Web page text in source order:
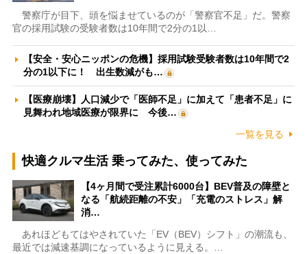
警察庁が目下、頭を悩ませているのが「警察官不足」だ。警察
官の採用試験の受験者数は10年間で2分の1以…
【安全・安心ニッポンの危機】採用試験受験者数は10年間で2
分の1以下に！ 出生数減がも…
【医療崩壊】人口減少で「医師不足」に加えて「患者不足」に
見舞われ地域医療が限界に 今後…
一覧を見る
快適クルマ生活 乗ってみた、使ってみた
【4ヶ月間で受注累計6000台】BEV普及の障壁と
なる「航続距離の不安」「充電のストレス」解
消…
あれほどもてはやされていた「EV（BEV）シフト」の潮流も、
最近では減速基調になっているように見える。…